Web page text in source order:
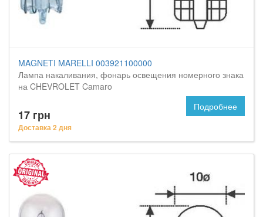
MAGNETI MARELLI 003921100000
Лампа накаливания, фонарь освещения номерного знака
на CHEVROLET Camaro
17 грн
Доставка 2 дня
Подробнее